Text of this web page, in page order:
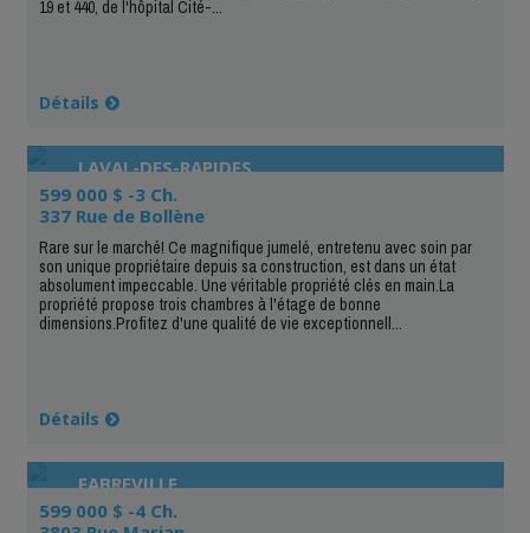
19 et 440, de l'hôpital Cité-...
Détails
LAVAL-DES-RAPIDES
599 000 $ -3 Ch.
337 Rue de Bollène
Rare sur le marché! Ce magnifique jumelé, entretenu avec soin par
son unique propriétaire depuis sa construction, est dans un état
absolument impeccable. Une véritable propriété clés en main.La
propriété propose trois chambres à l'étage de bonne
dimensions.Profitez d'une qualité de vie exceptionnell...
Détails
FABREVILLE
599 000 $ -4 Ch.